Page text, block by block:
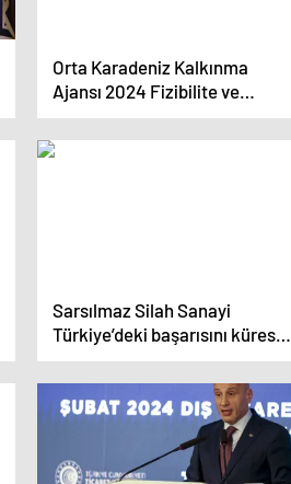
Orta Karadeniz Kalkınma
Ajansı 2024 Fizibilite ve
Teknik Destek Programlarını
İlan Etti
Sarsılmaz Silah Sanayi
Türkiye’deki başarısını küresel
pazarlara taşıyor